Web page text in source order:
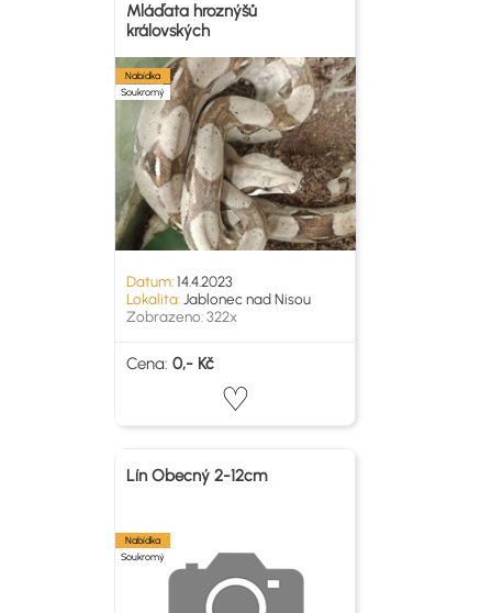
Mláďata hroznýšů
královských
Nabídka
Soukromý
Datum:14.4.2023
Lokalita:Jablonec nad Nisou
Zobrazeno: 322x
Cena: 0,- Kč
Lín Obecný 2-12cm
Nabídka
Soukromý